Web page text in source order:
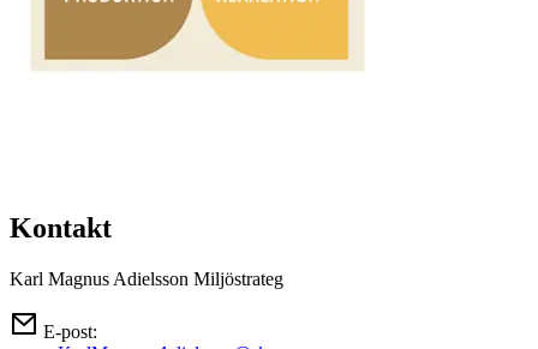
Kontakt
Karl Magnus Adielsson Miljöstrateg
E-post: